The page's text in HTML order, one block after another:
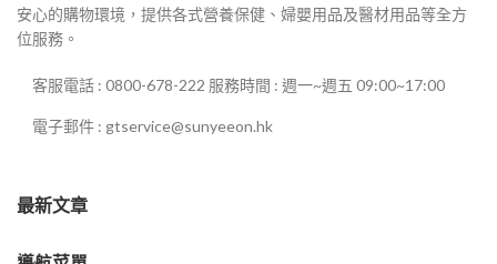
安心的購物環境，提供各式營養保健、婦嬰用品及醫材用品等全方
位服務。
客服電話 : 0800-678-222 服務時間 : 週一~週五 09:00~17:00
電子郵件 : gtservice@sunyeeon.hk
最新文章